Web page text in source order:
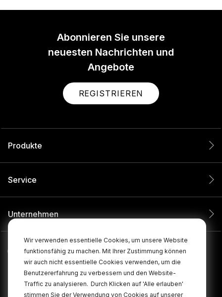
Wir verwenden essentielle Cookies, um unsere Website
funktionsfähig zu machen. Mit Ihrer Zustimmung können
wir auch nicht essentielle Cookies verwenden, um die
Benutzererfahrung zu verbessern und den Website-
Traffic zu analysieren. Durch Klicken auf 'Alle erlauben'
stimmen Sie der Verwendung von Cookies auf unserer
Abonnieren Sie unsere
neuesten Nachrichten und
Angebote
REGISTRIEREN
Produkte
Service
Unternehmen